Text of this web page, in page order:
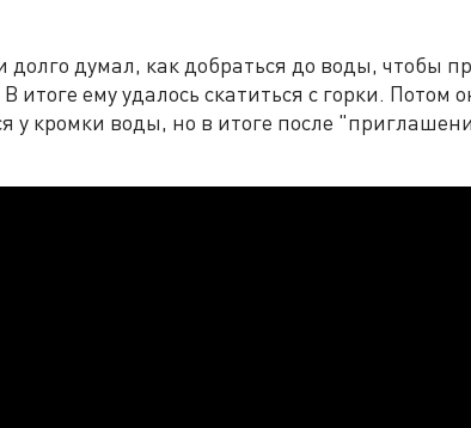
думал, как добраться до воды, чтобы
ему удалось скатиться с горки. Потом
у кромки воды, но в итоге после